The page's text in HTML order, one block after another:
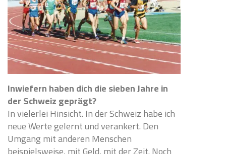
Inwiefern haben dich die sieben Jahre in
der Schweiz geprägt?
In vielerlei Hinsicht. In der Schweiz habe ich
neue Werte gelernt und verankert. Den
Umgang mit anderen Menschen